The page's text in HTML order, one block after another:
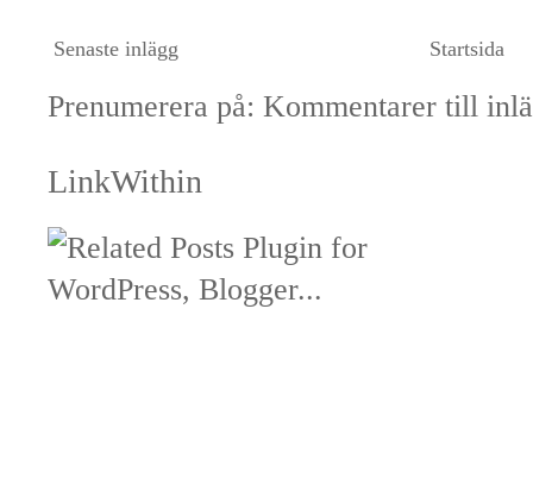
Senaste inlägg Startsida
Prenumerera på: Kommentarer till
LinkWithin